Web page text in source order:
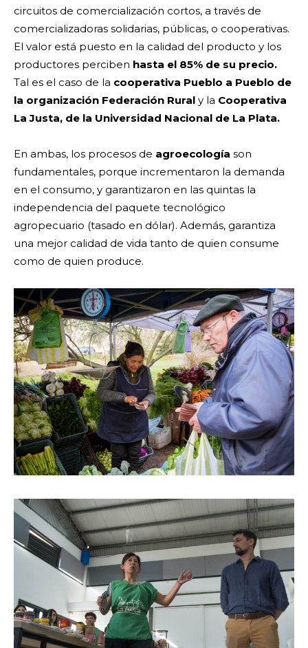
circuitos de comercialización cortos, a través de
comercializadoras solidarias, públicas, o cooperativas.
El valor está puesto en la calidad del producto y los
productores perciben hasta el 85% de su precio.
Tal es el caso de la cooperativa Pueblo a Pueblo de
la organización Federación Rural y la Cooperativa
La Justa, de la Universidad Nacional de La Plata.
En ambas, los procesos de agroecología son
fundamentales, porque incrementaron la demanda
en el consumo, y garantizaron en las quintas la
independencia del paquete tecnológico
agropecuario (tasado en dólar). Además, garantiza
una mejor calidad de vida tanto de quien consume
como de quien produce.